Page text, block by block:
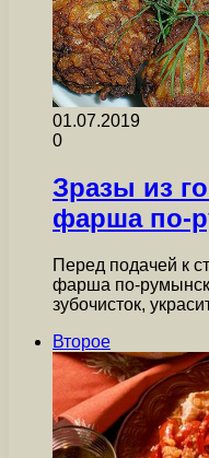
01.07.2019
0
Зразы из
фарша по-
Перед подачей к
фарша по-
зубочисток,
Второе